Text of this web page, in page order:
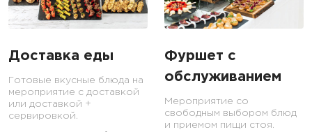
Доставка еды
Готовые вкусные блюда на
мероприятие с доставкой
или доставкой +
сервировкой.
Фуршет с
обслуживанием
Мероприятие со
свободным выбором блюд
и приемом пищи стоя.